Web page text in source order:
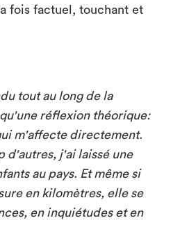
fois factuel, touchant et
tout au long de la
réflexion théorique:
m'affecte directement.
d'autres, j'ai laissé une
au pays. Et même si
en kilomètres, elle se
en inquiétudes et en